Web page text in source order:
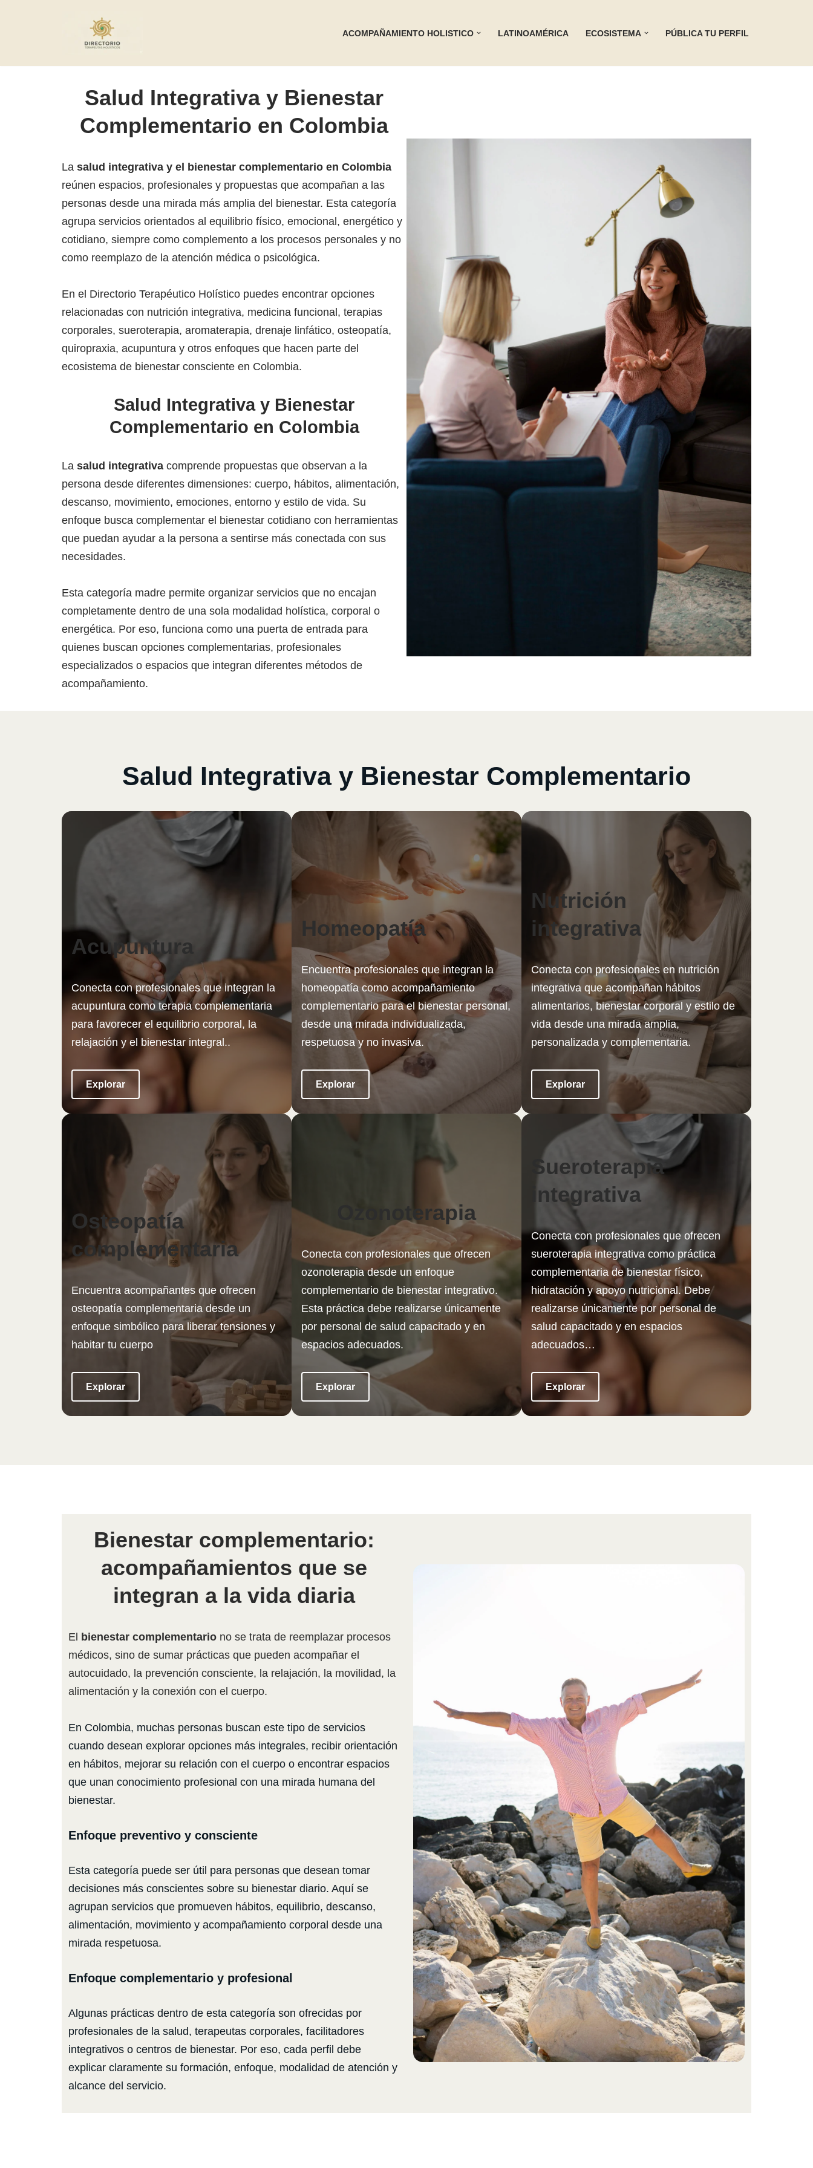
ACOMPAÑAMIENTO HOLISTICO LATINOAMÉRICA ECOSISTEMA PÚBLICA TU PERFIL
Salud Integrativa y Bienestar
Complementario en Colombia
La salud integrativa y el bienestar complementario en Colombia
reúnen espacios, profesionales y propuestas que acompañan a las
personas desde una mirada más amplia del bienestar. Esta categoría
agrupa servicios orientados al equilibrio físico, emocional, energético y
cotidiano, siempre como complemento a los procesos personales y no
como reemplazo de la atención médica o psicológica.
En el Directorio Terapéutico Holístico puedes encontrar opciones
relacionadas con nutrición integrativa, medicina funcional, terapias
corporales, sueroterapia, aromaterapia, drenaje linfático, osteopatía,
quiropraxia, acupuntura y otros enfoques que hacen parte del
ecosistema de bienestar consciente en Colombia.
Salud Integrativa y Bienestar
Complementario en Colombia
La salud integrativa comprende propuestas que observan a la
persona desde diferentes dimensiones: cuerpo, hábitos, alimentación,
descanso, movimiento, emociones, entorno y estilo de vida. Su
enfoque busca complementar el bienestar cotidiano con herramientas
que puedan ayudar a la persona a sentirse más conectada con sus
necesidades.
Esta categoría madre permite organizar servicios que no encajan
completamente dentro de una sola modalidad holística, corporal o
energética. Por eso, funciona como una puerta de entrada para
quienes buscan opciones complementarias, profesionales
especializados o espacios que integran diferentes métodos de
acompañamiento.
Salud Integrativa y Bienestar Complementario
Acupuntura
Conecta con profesionales que integran la
acupuntura como terapia complementaria
para favorecer el equilibrio corporal, la
relajación y el bienestar integral..
Explorar
Homeopatía
Encuentra profesionales que integran la
homeopatía como acompañamiento
complementario para el bienestar personal,
desde una mirada individualizada,
respetuosa y no invasiva.
Explorar
Nutrición
integrativa
Conecta con profesionales en nutrición
integrativa que acompañan hábitos
alimentarios, bienestar corporal y estilo de
vida desde una mirada amplia,
personalizada y complementaria.
Explorar
Osteopatía
complementaria
Encuentra acompañantes que ofrecen
osteopatía complementaria desde un
enfoque simbólico para liberar tensiones y
habitar tu cuerpo
Explorar
Ozonoterapia
Conecta con profesionales que ofrecen
ozonoterapia desde un enfoque
complementario de bienestar integrativo.
Esta práctica debe realizarse únicamente
por personal de salud capacitado y en
espacios adecuados.
Explorar
Sueroterapia
integrativa
Conecta con profesionales que ofrecen
sueroterapia integrativa como práctica
complementaria de bienestar físico,
hidratación y apoyo nutricional. Debe
realizarse únicamente por personal de
salud capacitado y en espacios
adecuados…
Explorar
Bienestar complementario:
acompañamientos que se
integran a la vida diaria
El bienestar complementariono se trata de reemplazar procesos
médicos, sino de sumar prácticas que pueden acompañar el
autocuidado, la prevención consciente, la relajación, la movilidad, la
alimentación y la conexión con el cuerpo.
En Colombia, muchas personas buscan este tipo de servicios
cuando desean explorar opciones más integrales, recibir orientación
en hábitos, mejorar su relación con el cuerpo o encontrar espacios
que unan conocimiento profesional con una mirada humana del
bienestar.
Enfoque preventivo y consciente
Esta categoría puede ser útil para personas que desean tomar
decisiones más conscientes sobre su bienestar diario. Aquí se
agrupan servicios que promueven hábitos, equilibrio, descanso,
alimentación, movimiento y acompañamiento corporal desde una
mirada respetuosa.
Enfoque complementario y profesional
Algunas prácticas dentro de esta categoría son ofrecidas por
profesionales de la salud, terapeutas corporales, facilitadores
integrativos o centros de bienestar. Por eso, cada perfil debe
explicar claramente su formación, enfoque, modalidad de atención y
alcance del servicio.